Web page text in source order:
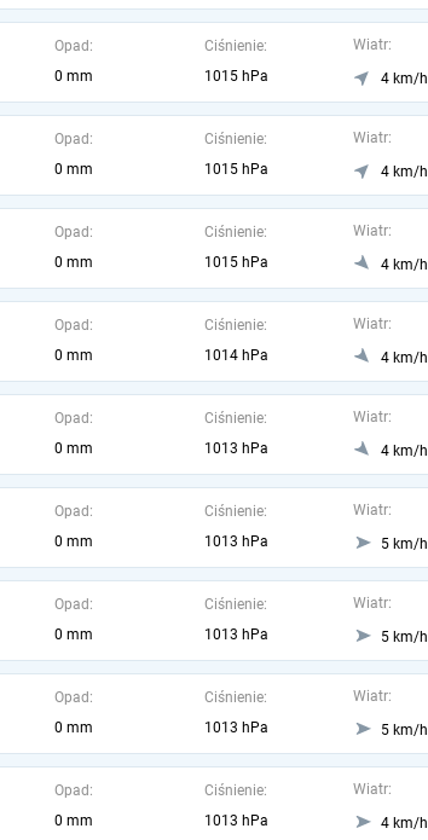
Opad:
0 mm
Ciśnienie:
1015 hPa
Wiatr:
4 km/h
Opad:
0 mm
Ciśnienie:
1015 hPa
Wiatr:
4 km/h
Opad:
0 mm
Ciśnienie:
1015 hPa
Wiatr:
4 km/h
Opad:
0 mm
Ciśnienie:
1014 hPa
Wiatr:
4 km/h
Opad:
0 mm
Ciśnienie:
1013 hPa
Wiatr:
4 km/h
Opad:
0 mm
Ciśnienie:
1013 hPa
Wiatr:
5 km/h
Opad:
0 mm
Ciśnienie:
1013 hPa
Wiatr:
5 km/h
Opad:
0 mm
Ciśnienie:
1013 hPa
Wiatr:
5 km/h
Opad:
0 mm
Ciśnienie:
1013 hPa
Wiatr:
4 km/h